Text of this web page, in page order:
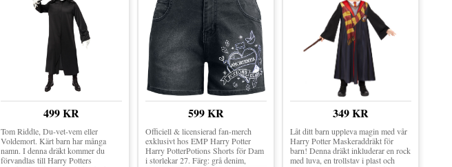
499 KR
Tom Riddle, Du-vet-vem eller
Voldemort. Kärt barn har många
namn. I denna dräkt kommer du
förvandlas till Harry Potters
599 KR
Officiell & licensierad fan-merch
exklusivt hos EMP Harry Potter
Harry PotterPotions Shorts för Dam
i storlekar 27. Färg: grå denim,
349 KR
Låt ditt barn uppleva magin med vår
Harry Potter Maskeraddräkt för
barn! Denna dräkt inkluderar en rock
med luva, en trollstav i plast och